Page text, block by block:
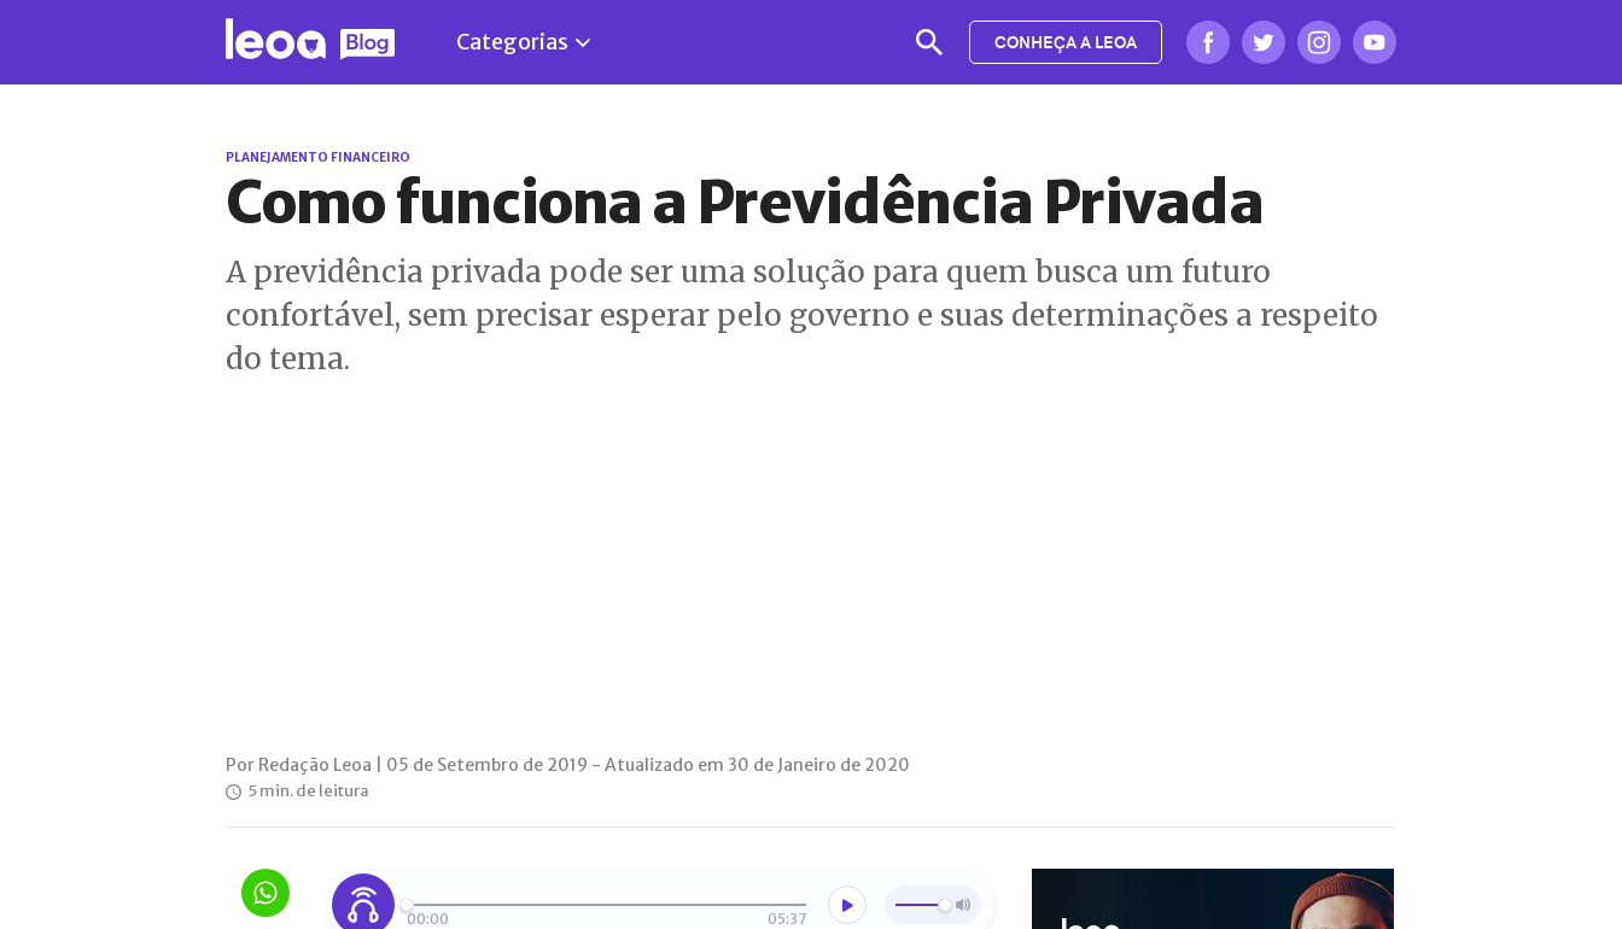
Categorias CONHEÇA A LEOA
PLANEJAMENTO FINANCEIRO
Como funciona a Previdência Privada
A previdência privada pode ser uma solução para quem busca um futuro
confortável, sem precisar esperar pelo governo e suas determinações a respeito
do tema.
Por Redação Leoa | 05 de Setembro de 2019 - Atualizado em 30 de Janeiro de 2020
5 min. de leitura
00:00 05:37